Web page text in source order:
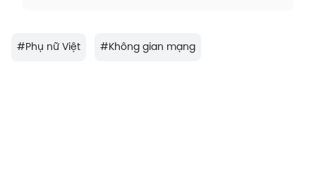
#Phụ nữ Việt #Không gian mạng